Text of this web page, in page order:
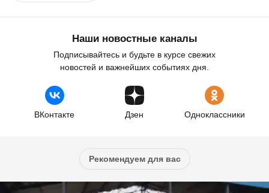
Наши новостные каналы
Подписывайтесь и будьте в курсе свежих
новостей и важнейших событиях дня.
ВКонтакте Дзен Одноклассники
Рекомендуем для вас